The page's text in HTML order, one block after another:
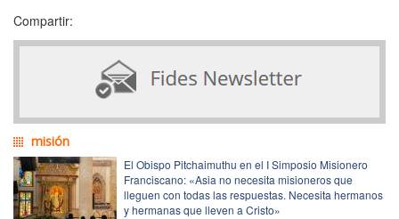
Compartir:
misión
El Obispo Pitchaimuthu en el I Simposio Misionero
Franciscano: «Asia no necesita misioneros que
lleguen con todas las respuestas. Necesita hermanos
y hermanas que lleven a Cristo»